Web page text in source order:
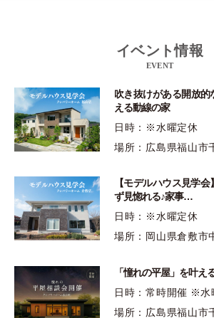
イベント情報
EVENT
吹き抜けがある開放
える動線の家
日時：※水曜定休
場所：広島県福山市
【モデルハウス見学
ず見惚れる♪家事…
日時：※水曜定休
場所：岡山県倉敷市
「憧れの平屋」を叶え
日時：常時開催 ※水
場所：広島県福山市